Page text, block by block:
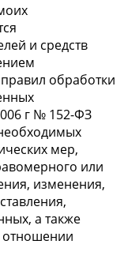
и средств
обработки
г № 152-ФЗ
мер,
или
изменения,
а также
отношении